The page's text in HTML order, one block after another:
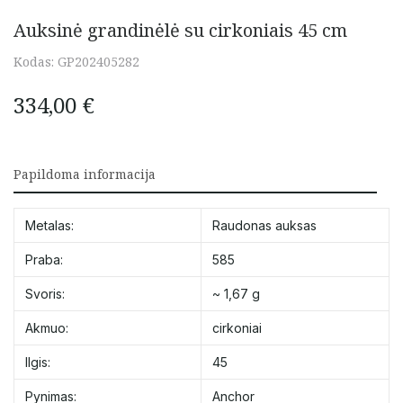
Auksinė grandinėlė su cirkoniais 45 cm
Kodas: GP202405282
334,00 €
Papildoma informacija
Metalas: Raudonas auksas
Praba: 585
Svoris: ~ 1,67 g
Akmuo: cirkoniai
Ilgis: 45
Pynimas: Anchor